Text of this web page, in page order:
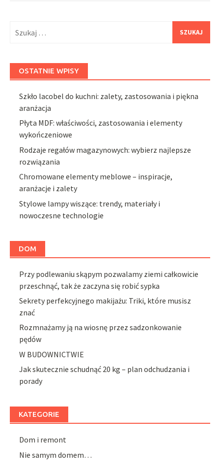
OSTATNIE WPISY
Szkło lacobel do kuchni: zalety, zastosowania i piękna
aranżacja
Płyta MDF: właściwości, zastosowania i elementy
wykończeniowe
Rodzaje regałów magazynowych: wybierz najlepsze
rozwiązania
Chromowane elementy meblowe – inspiracje,
aranżacje i zalety
Stylowe lampy wiszące: trendy, materiały i
nowoczesne technologie
DOM
Przy podlewaniu skąpym pozwalamy ziemi całkowicie
przeschnąć, tak że zaczyna się robić sypka
Sekrety perfekcyjnego makijażu: Triki, które musisz
znać
Rozmnażamy ją na wiosnę przez sadzonkowanie
pędów
W BUDOWNICTWIE
Jak skutecznie schudnąć 20 kg – plan odchudzania i
porady
KATEGORIE
Dom i remont
Nie samym domem…